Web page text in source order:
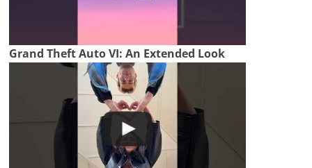
Grand Theft Auto VI: An Extended Look